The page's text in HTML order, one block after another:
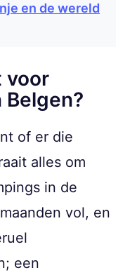
en de wereld
voor
of er die
alles om
in de
vol, en
een